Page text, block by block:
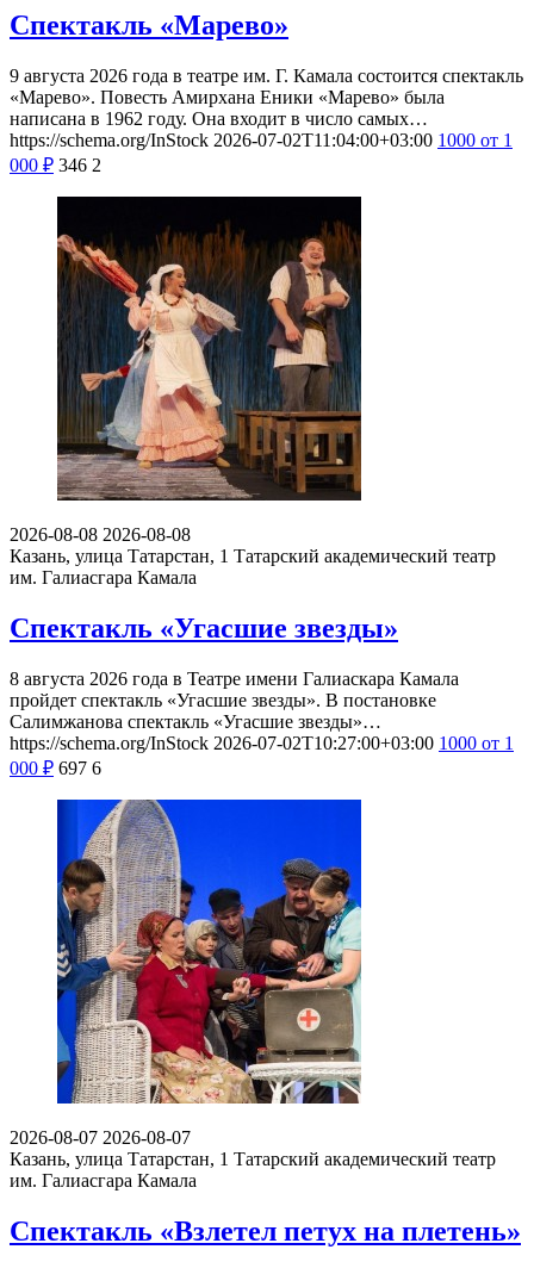
Спектакль «Марево»
9 августа 2026 года в театре им. Г. Камала состоится спектакль
«Марево». Повесть Амирхана Еники «Марево» была
написана в 1962 году. Она входит в число самых…
https://schema.org/InStock 2026-07-02T11:04:00+03:00 1000 от 1
000 ₽ 346 2
2026-08-08 2026-08-08
Казань, улица Татарстан, 1 Татарский академический театр
им. Галиасгара Камала
Спектакль «Угасшие звезды»
8 августа 2026 года в Театре имени Галиаскара Камала
пройдет спектакль «Угасшие звезды». В постановке
Салимжанова спектакль «Угасшие звезды»…
https://schema.org/InStock 2026-07-02T10:27:00+03:00 1000 от 1
000 ₽ 697 6
2026-08-07 2026-08-07
Казань, улица Татарстан, 1 Татарский академический театр
им. Галиасгара Камала
Спектакль «Взлетел петух на плетень»